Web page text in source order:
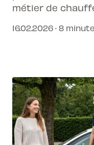
métier de
comment L-
16.02.2026 · 8